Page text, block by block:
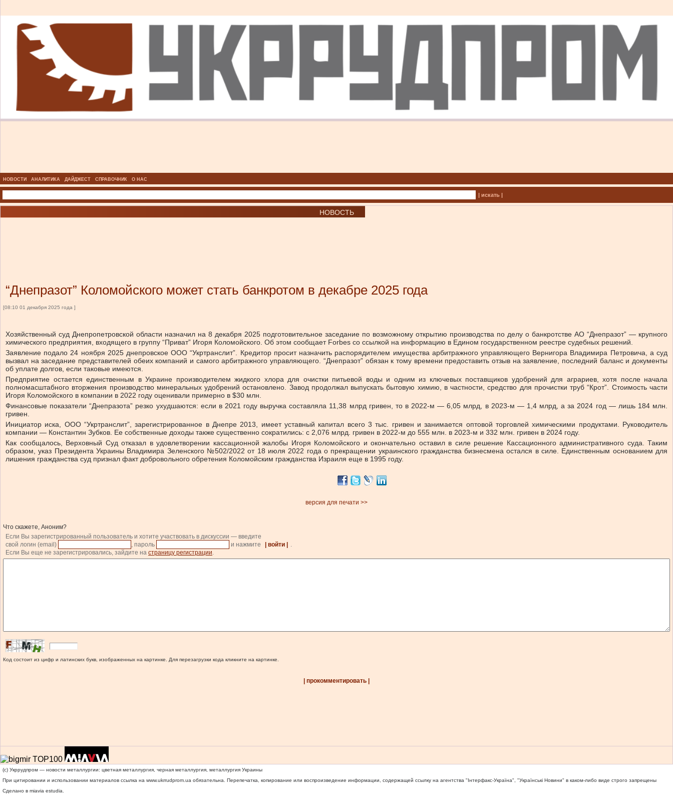
НОВОСТИ АНАЛИТИКА ДАЙДЖЕСТ СПРАВОЧНИК О НАС
| искать |
НОВОСТЬ
“Днепразот” Коломойского может стать банкротом в декабре 2025 года
[08:10 01 декабря 2025 года ]
Хозяйственный суд Днепропетровской области назначил на 8 декабря 2025 подготовительное заседание по возможному открытию производства по делу о банкротстве АО “Днепразот” — крупного
химического предприятия, входящего в группу “Приват” Игоря Коломойского. Об этом сообщает Forbes со ссылкой на информацию в Едином государственном реестре судебных решений.
Заявление подало 24 ноября 2025 днепровское ООО “Укртранслит”. Кредитор просит назначить распорядителем имущества арбитражного управляющего Вернигора Владимира Петровича, а суд
вызвал на заседание представителей обеих компаний и самого арбитражного управляющего. “Днепразот” обязан к тому времени предоставить отзыв на заявление, последний баланс и документы
об уплате долгов, если таковые имеются.
Предприятие остается единственным в Украине производителем жидкого хлора для очистки питьевой воды и одним из ключевых поставщиков удобрений для аграриев, хотя после начала
полномасштабного вторжения производство минеральных удобрений остановлено. Завод продолжал выпускать бытовую химию, в частности, средство для прочистки труб “Крот”. Стоимость части
Игоря Коломойского в компании в 2022 году оценивали примерно в $30 млн.
Финансовые показатели “Днепразота” резко ухудшаются: если в 2021 году выручка составляла 11,38 млрд гривен, то в 2022-м — 6,05 млрд, в 2023-м — 1,4 млрд, а за 2024 год — лишь 184 млн.
гривен.
Инициатор иска, ООО “Укртранслит”, зарегистрированное в Днепре 2013, имеет уставный капитал всего 3 тыс. гривен и занимается оптовой торговлей химическими продуктами. Руководитель
компании — Константин Зубков. Ее собственные доходы также существенно сократились: с 2,076 млрд. гривен в 2022-м до 555 млн. в 2023-м и 332 млн. гривен в 2024 году.
Как сообщалось, Верховный Суд отказал в удовлетворении кассационной жалобы Игоря Коломойского и окончательно оставил в силе решение Кассационного административного суда. Таким
образом, указ Президента Украины Владимира Зеленского №502/2022 от 18 июля 2022 года о прекращении украинского гражданства бизнесмена остался в силе. Единственным основанием для
лишения гражданства суд признал факт добровольного обретения Коломойским гражданства Израиля еще в 1995 году.
версия для печати >>
Что скажете, Аноним?
Если Вы зарегистрированный пользователь и хотите участвовать в дискуссии — введите
свой логин (email)
, пароль и нажмите | войти |
.
Если Вы еще не зарегистрировались, зайдите на страницу регистрации.
Код состоит из цифр и латинских букв, изображенных на картинке. Для перезагрузки кода кликните на картинке.
| прокомментировать |
(c) Укррудпром — новости металлургии: цветная металлургия, черная металлургия, металлургия Украины
При цитировании и использовании материалов ссылка на www.ukrrudprom.ua обязательна. Перепечатка, копирование или воспроизведение информации, содержащей ссылку на агентства "Iнтерфакс-Україна", "Українськi Новини" в каком-либо виде строго запрещены
Сделано в miavia estudia.